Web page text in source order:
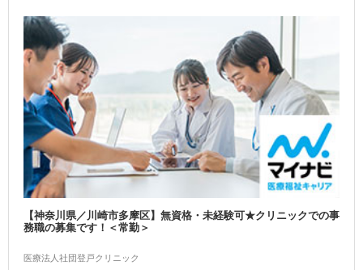
【神奈川県／川崎市多摩区】無資格・未経験可★クリニックでの事
務職の募集です！＜常勤＞
医療法人社団登戸クリニック